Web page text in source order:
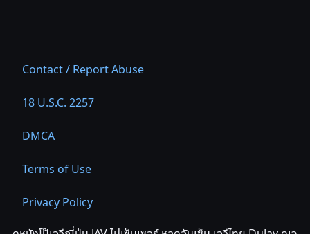
Contact / Report Abuse
18 U.S.C. 2257
DMCA
Terms of Use
Privacy Policy